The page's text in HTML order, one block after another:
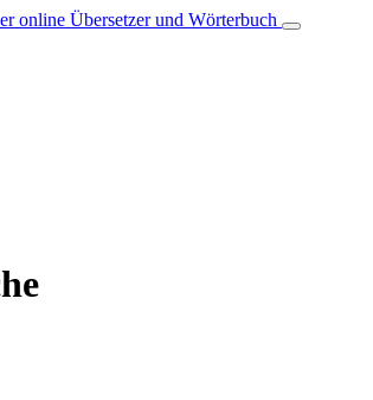
online Übersetzer und Wörterbuch